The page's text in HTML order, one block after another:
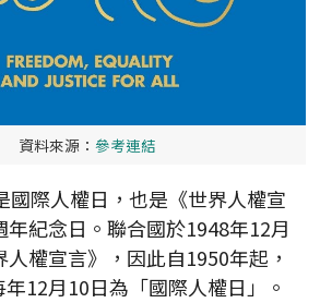
資料來源： 參考連結
際人權日，也是《世界人權宣
年紀念日。聯合國於1948年12月
權宣言》，因此自1950年起，
12月10日為「國際人權日」。